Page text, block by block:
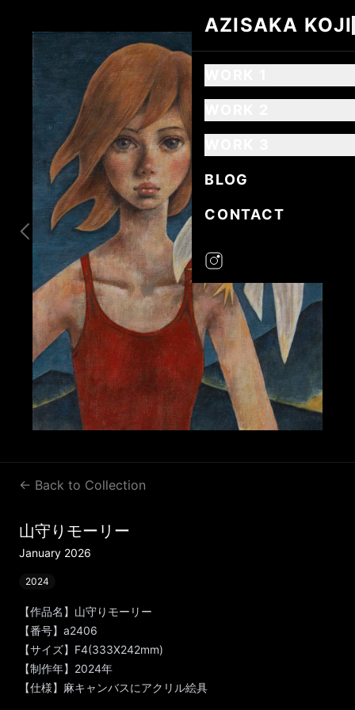
← Back to Collection
山守りモーリー
January 2026
2024
【作品名】山守りモーリー
【番号】a2406
【サイズ】F4(333X242mm)
【制作年】2024年
【仕様】麻キャンバスにアクリル絵具
AZISAKA KOJI
AZISAKA KOJI
BLOG
CONTACT